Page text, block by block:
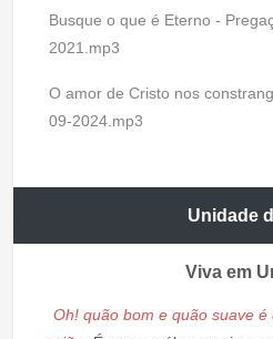
Busque o que é Eterno -
2021.mp3
O amor de Cristo nos
09-2024.mp3
Unidade
Viva em
Oh! quão bom e quão suave